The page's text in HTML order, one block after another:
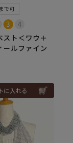
で可
スト＜ワウ＋
ールファイン
に入れる